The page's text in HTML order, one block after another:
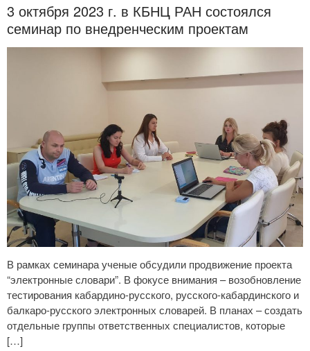
3 октября 2023 г. в КБНЦ РАН состоялся
семинар по внедренческим проектам
В рамках семинара ученые обсудили продвижение проекта
“электронные словари”. В фокусе внимания – возобновление
тестирования кабардино-русского, русского-кабардинского и
балкаро-русского электронных словарей. В планах – создать
отдельные группы ответственных специалистов, которые
[…]